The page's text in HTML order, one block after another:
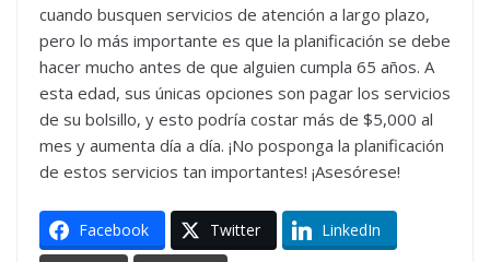
cuando busquen servicios de atención a largo plazo,
pero lo más importante es que la planificación se debe
hacer mucho antes de que alguien cumpla 65 años. A
esta edad, sus únicas opciones son pagar los servicios
de su bolsillo, y esto podría costar más de $5,000 al
mes y aumenta día a día. ¡No posponga la planificación
de estos servicios tan importantes! ¡Asesórese!
Facebook Twitter LinkedIn